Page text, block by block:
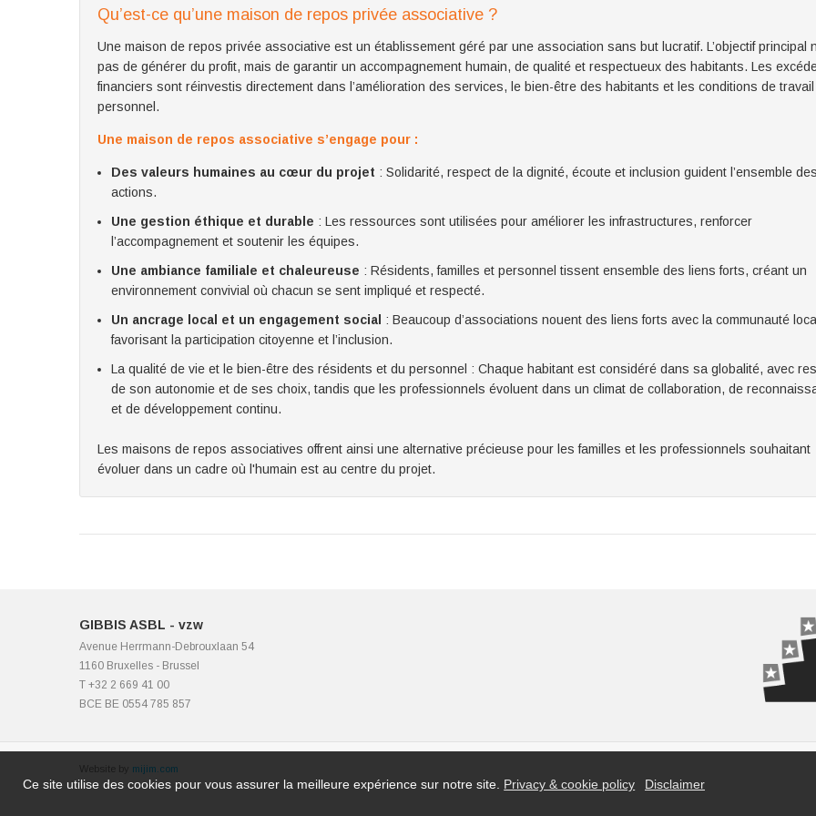
Ce site utilise des cookies pour vous assurer la meilleure expérience sur notre site. Privacy & cookie policy Disclaimer
Qu’est-ce qu’une maison de repos privée associative ?
Une maison de repos privée associative est un établissement géré par une association sans but lucratif. L’objectif principal
pas de générer du profit, mais de garantir un accompagnement humain, de qualité et respectueux des habitants. Les
financiers sont réinvestis directement dans l’amélioration des services, le bien-être des habitants et les conditions de travail
personnel.
Une maison de repos associative s’engage pour :
Des valeurs humaines au cœur du projet : Solidarité, respect de la dignité, écoute et inclusion guident l’ensemble des
actions.
Une gestion éthique et durable : Les ressources sont utilisées pour améliorer les infrastructures, renforcer
l’accompagnement et soutenir les équipes.
Une ambiance familiale et chaleureuse : Résidents, familles et personnel tissent ensemble des liens forts, créant un
environnement convivial où chacun se sent impliqué et respecté.
Un ancrage local et un engagement social : Beaucoup d’associations nouent des liens forts avec la communauté
favorisant la participation citoyenne et l’inclusion.
La qualité de vie et le bien-être des résidents et du personnel : Chaque habitant est considéré dans sa globalité, avec
de son autonomie et de ses choix, tandis que les professionnels évoluent dans un climat de collaboration, de
et de développement continu.
Les maisons de repos associatives offrent ainsi une alternative précieuse pour les familles et les professionnels souhaitant
évoluer dans un cadre où l'humain est au centre du projet.
GIBBIS ASBL - vzw
Avenue Herrmann-Debrouxlaan 54
1160 Bruxelles - Brussel
T +32 2 669 41 00
BCE BE 0554 785 857
Website by mijim.com